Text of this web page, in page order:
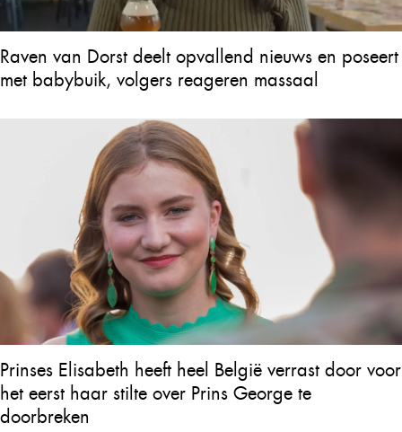
Raven van Dorst deelt opvallend nieuws en poseert
met babybuik, volgers reageren massaal
Prinses Elisabeth heeft heel België verrast door voor
het eerst haar stilte over Prins George te
doorbreken